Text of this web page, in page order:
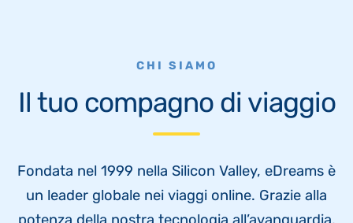
CHI SIAMO
Il tuo compagno di viaggio
Fondata nel 1999 nella Silicon Valley, eDreams è
un leader globale nei viaggi online. Grazie alla